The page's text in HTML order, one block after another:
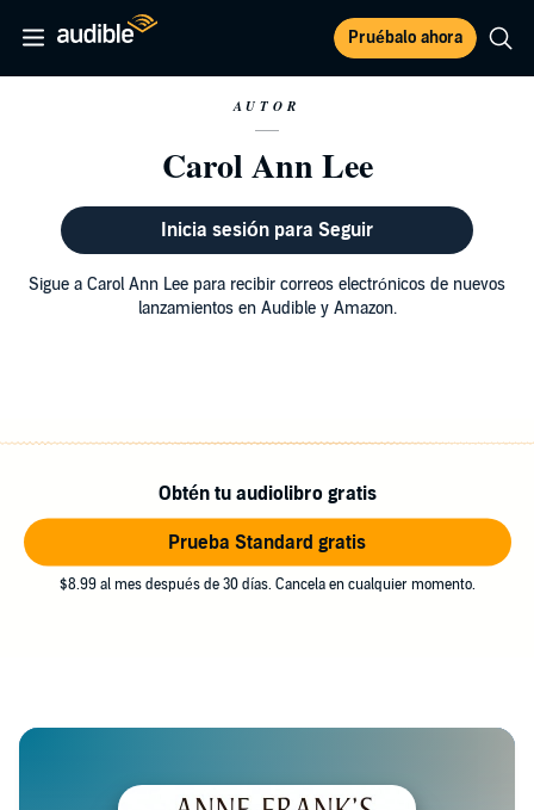
Pruébalo ahora
AUTOR
Carol Ann Lee
Inicia sesión para Seguir
Sigue a Carol Ann Lee para recibir correos electrónicos de nuevos
lanzamientos en Audible y Amazon.
Obtén tu audiolibro gratis
Prueba Standard gratis
$8.99 al mes después de 30 días. Cancela en cualquier momento.